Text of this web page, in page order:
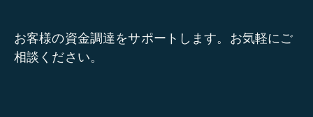
お客様の資金調達をサポートします。お気軽にご
相談ください。